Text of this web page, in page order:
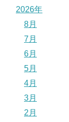
2026年
8月
7月
6月
5月
4月
3月
2月